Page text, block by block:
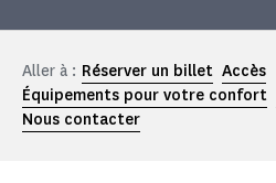
Aller à : Réserver un billet Accès
Équipements pour votre confort
Nous contacter